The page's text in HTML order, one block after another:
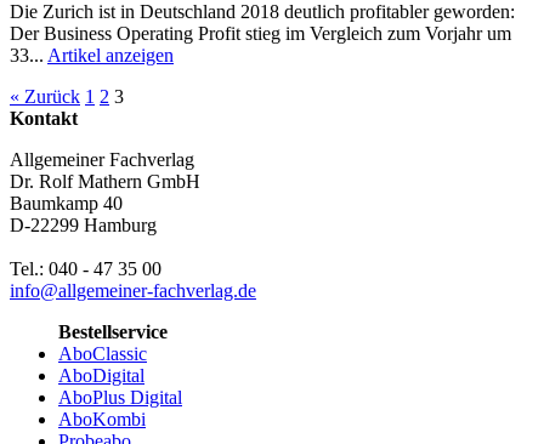
Die Zurich ist in Deutschland 2018 deutlich profitabler geworden:
Der Business Operating Profit stieg im Vergleich zum Vorjahr um
33... Artikel anzeigen
« Zurück 1 2 3
Kontakt
Allgemeiner Fachverlag
Dr. Rolf Mathern GmbH
Baumkamp 40
D-22299 Hamburg
Tel.: 040 - 47 35 00
info@allgemeiner-fachverlag.de
Bestellservice
AboClassic
AboDigital
AboPlus Digital
AboKombi